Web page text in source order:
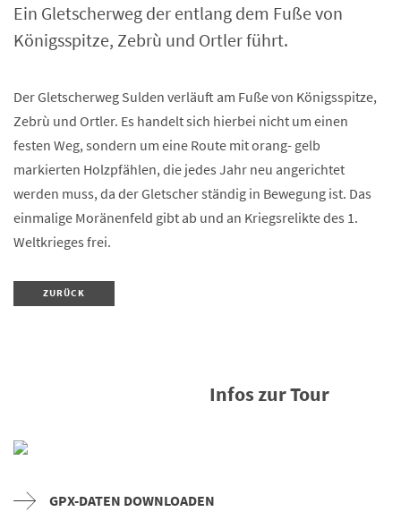
Ein Gletscherweg der entlang dem Fuße von
Königsspitze, Zebrù und Ortler führt.
Der Gletscherweg Sulden verläuft am Fuße von Königsspitze,
Zebrù und Ortler. Es handelt sich hierbei nicht um einen
festen Weg, sondern um eine Route mit orang- gelb
markierten Holzpfählen, die jedes Jahr neu angerichtet
werden muss, da der Gletscher ständig in Bewegung ist. Das
einmalige Moränenfeld gibt ab und an Kriegsrelikte des 1.
Weltkrieges frei.
ZURÜCK
Infos zur Tour
GPX-DATEN DOWNLOADEN